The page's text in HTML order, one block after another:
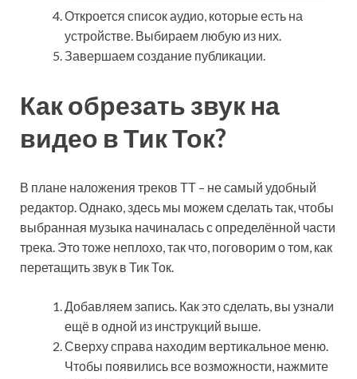
Откроется список аудио, которые есть на
устройстве. Выбираем любую из них.
Завершаем создание публикации.
Как обрезать звук на
видео в Тик Ток?
В плане наложения треков ТТ – не самый удобный
редактор. Однако, здесь мы можем сделать так, чтобы
выбранная музыка начиналась с определённой части
трека. Это тоже неплохо, так что, поговорим о том, как
перетащить звук в Тик Ток.
Добавляем запись. Как это сделать, вы узнали
ещё в одной из инструкций выше.
Сверху справа находим вертикальное меню.
Чтобы появились все возможности, нажмите